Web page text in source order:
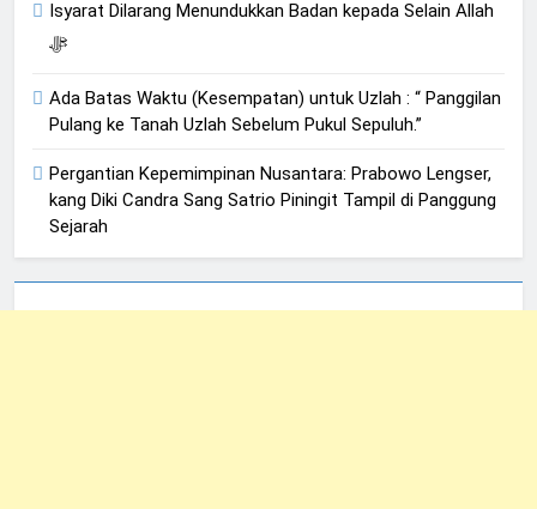
Isyarat Dilarang Menundukkan Badan kepada Selain Allah
ﷻ
Ada Batas Waktu (Kesempatan) untuk Uzlah : “ Panggilan
Pulang ke Tanah Uzlah Sebelum Pukul Sepuluh.”
Pergantian Kepemimpinan Nusantara: Prabowo Lengser,
kang Diki Candra Sang Satrio Piningit Tampil di Panggung
Sejarah